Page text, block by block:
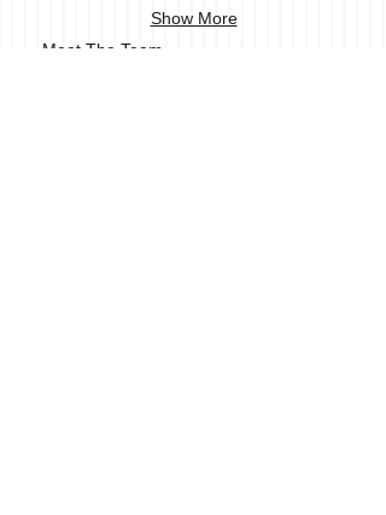
Show More
Meet The Team